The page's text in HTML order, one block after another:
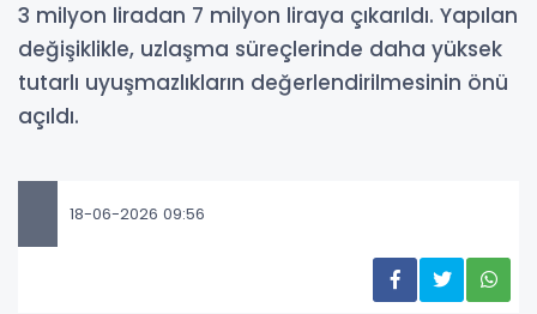
3 milyon liradan 7 milyon liraya çıkarıldı. Yapılan
değişiklikle, uzlaşma süreçlerinde daha yüksek
tutarlı uyuşmazlıkların değerlendirilmesinin önü
açıldı.
18-06-2026 09:56